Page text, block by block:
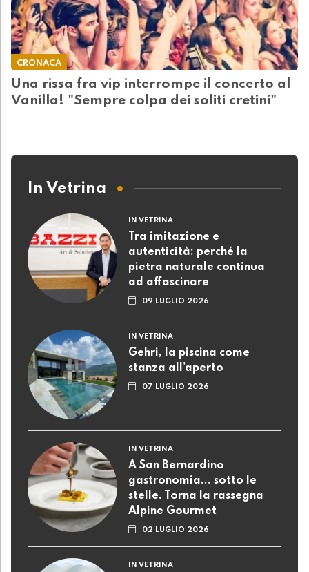
CRONACA
Una rissa fra vip interrompe il concerto al
Vanilla! "Sempre colpa dei soliti cretini"
In Vetrina
IN VETRINA
Tra imitazione e
autenticità: perché la
pietra naturale continua
ad affascinare
09 LUGLIO 2026
IN VETRINA
Gehri, la piscina come
stanza all’aperto
07 LUGLIO 2026
IN VETRINA
A San Bernardino
gastronomia... sotto le
stelle. Torna la rassegna
Alpine Gourmet
02 LUGLIO 2026
IN VETRINA